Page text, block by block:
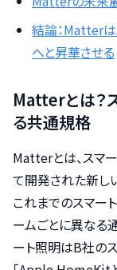
結論：Matterは
へと昇華させる
Matterとは？
る共通規格
Matterとは、スマ
て開発された新し
これまでのスマー
ームごとに異なる
ート照明はB社の